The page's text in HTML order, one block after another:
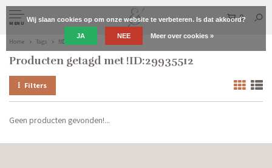
MENU
0
Home Tags !ID:29935512
Producten getagd met !ID:29935512
Filters
Geen producten gevonden!...
Wij slaan cookies op om onze website te verbeteren. Is dat akkoord?
JA NEE Meer over cookies »